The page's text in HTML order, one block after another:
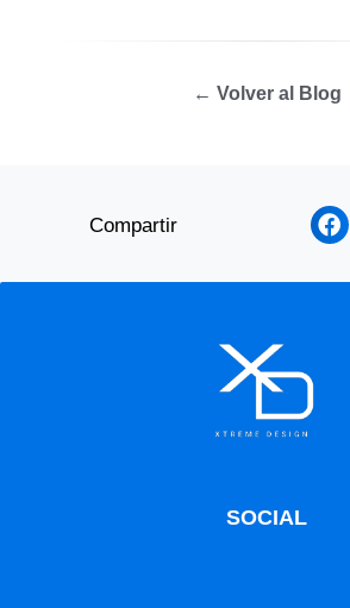
← Volver al Blog
Compartir
SOCIAL